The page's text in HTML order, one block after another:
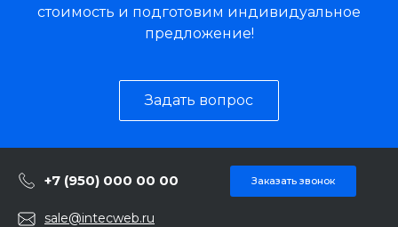
стоимость и подготовим индивидуальное
предложение!
Задать вопрос
+7 (950) 000 00 00 Заказать звонок
sale@intecweb.ru